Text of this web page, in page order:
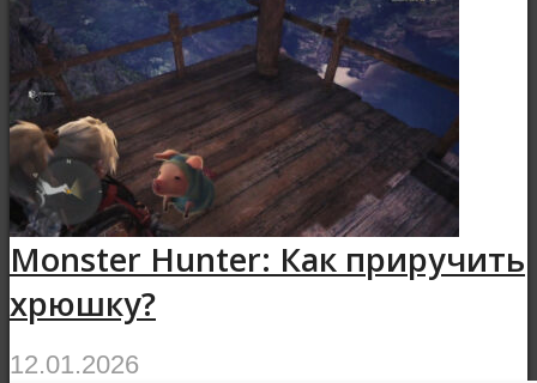
Monster Hunter: Как приручить
хрюшку?
12.01.2026